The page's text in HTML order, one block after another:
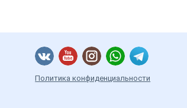
Политика конфиденциальности